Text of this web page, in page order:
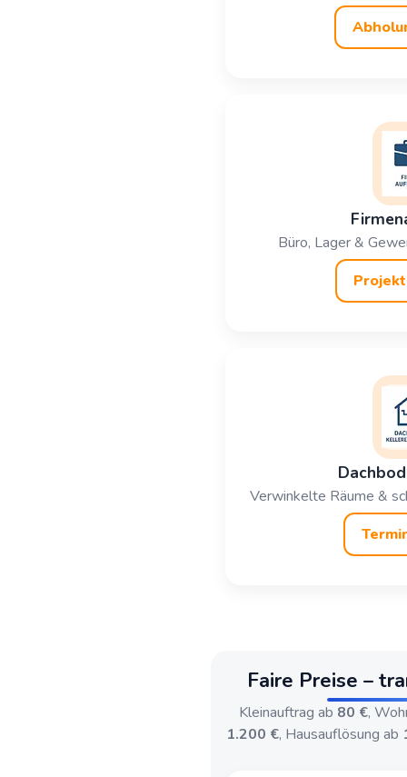
Büro, Lager &
Verwinkelte Räume &
Faire Preise –
Kleinauftrag ab 80 €,
1.200 €, Hausauflösung ab